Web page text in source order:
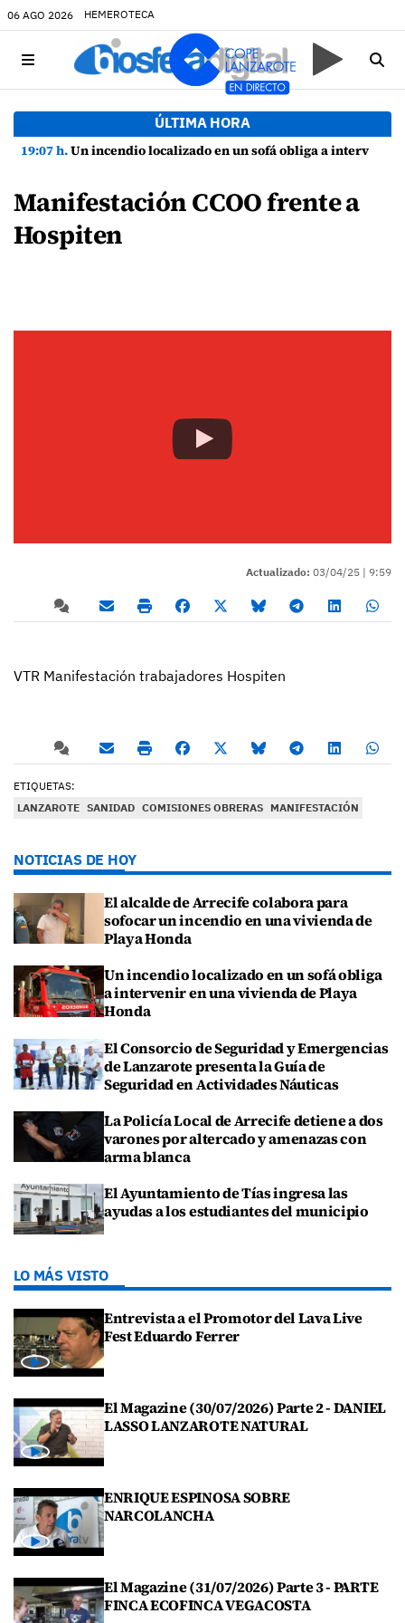
06 AGO 2026 HEMEROTECA
ÚLTIMA HORA
19:07 h.Un incendio localizado en un sofá obliga a intervenir en una vivienda de Playa Honda
Manifestación CCOO frente a
Hospiten
Actualizado: 03/04/25 | 9:59
VTR Manifestación trabajadores Hospiten
ETIQUETAS:
LANZAROTE SANIDAD COMISIONES OBRERAS MANIFESTACIÓN
NOTICIAS DE HOY
El alcalde de Arrecife colabora para
sofocar un incendio en una vivienda de
Playa Honda
Un incendio localizado en un sofá obliga
a intervenir en una vivienda de Playa
Honda
El Consorcio de Seguridad y Emergencias
de Lanzarote presenta la Guía de
Seguridad en Actividades Náuticas
La Policía Local de Arrecife detiene a dos
varones por altercado y amenazas con
arma blanca
El Ayuntamiento de Tías ingresa las
ayudas a los estudiantes del municipio
LO MÁS VISTO
Entrevista a el Promotor del Lava Live
Fest Eduardo Ferrer
El Magazine (30/07/2026) Parte 2 - DANIEL
LASSO LANZAROTE NATURAL
ENRIQUE ESPINOSA SOBRE
NARCOLANCHA
El Magazine (31/07/2026) Parte 3 - PARTE
FINCA ECOFINCA VEGACOSTA